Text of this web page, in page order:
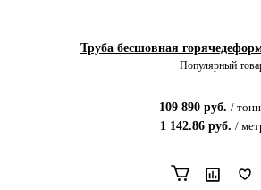
Труба бесшовная
Популярный
109 890 руб. /
1 142.86 руб. /